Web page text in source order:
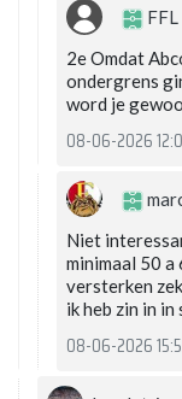
FFL
2e Omdat
ondergrens
word je
08-06-2026
Niet
minimaal 50 a
versterken
ik heb zin in
08-06-2026